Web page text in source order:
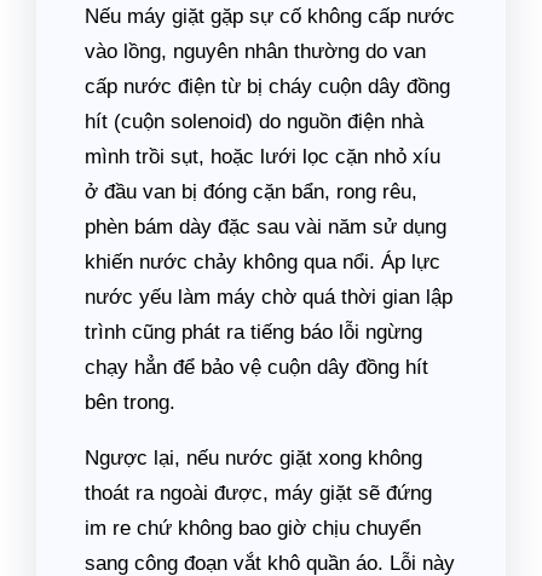
Nếu máy giặt gặp sự cố không cấp nước
vào lồng, nguyên nhân thường do van
cấp nước điện từ bị cháy cuộn dây đồng
hít (cuộn solenoid) do nguồn điện nhà
mình trồi sụt, hoặc lưới lọc cặn nhỏ xíu
ở đầu van bị đóng cặn bẩn, rong rêu,
phèn bám dày đặc sau vài năm sử dụng
khiến nước chảy không qua nổi. Áp lực
nước yếu làm máy chờ quá thời gian lập
trình cũng phát ra tiếng báo lỗi ngừng
chạy hẳn để bảo vệ cuộn dây đồng hít
bên trong.
Ngược lại, nếu nước giặt xong không
thoát ra ngoài được, máy giặt sẽ đứng
im re chứ không bao giờ chịu chuyển
sang công đoạn vắt khô quần áo. Lỗi này